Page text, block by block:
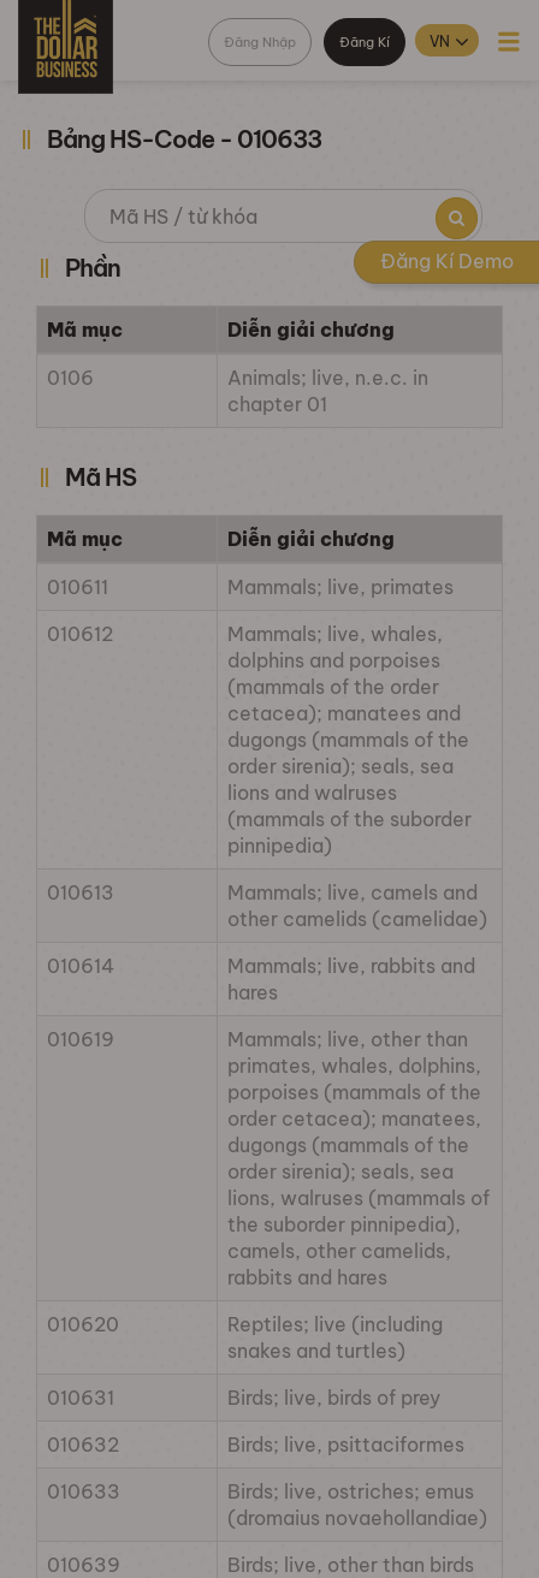
Đăng Nhập Đăng Kí
Bảng HS-Code - 010633
Phần
Mã mục
Diễn giải chương
0106
Animals; live, n.e.c. in
chapter 01
Mã HS
Mã mục
Diễn giải chương
010611
Mammals; live, primates
010612
Mammals; live, whales,
dolphins and porpoises
(mammals of the order
cetacea); manatees and
dugongs (mammals of the
order sirenia); seals, sea
lions and walruses
(mammals of the suborder
pinnipedia)
010613
Mammals; live, camels and
other camelids (camelidae)
010614
Mammals; live, rabbits and
hares
010619
Mammals; live, other than
primates, whales, dolphins,
porpoises (mammals of the
order cetacea); manatees,
dugongs (mammals of the
order sirenia); seals, sea
lions, walruses (mammals of
the suborder pinnipedia),
camels, other camelids,
rabbits and hares
010620
Reptiles; live (including
snakes and turtles)
010631
Birds; live, birds of prey
010632
Birds; live, psittaciformes
010633
Birds; live, ostriches; emus
(dromaius novaehollandiae)
010639
Birds; live, other than birds
Đăng Kí Demo